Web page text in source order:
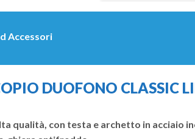
Accessori
DUOFONO CLASSIC
qualità, con testa e archetto in acciaio